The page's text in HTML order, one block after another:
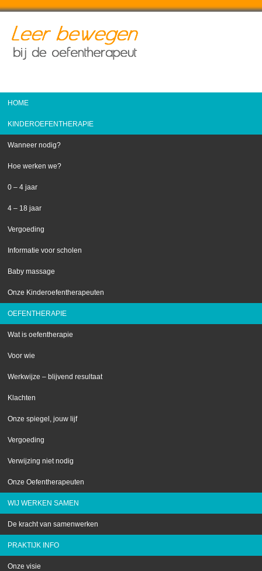
HOME
KINDEROEFENTHERAPIE
Wanneer nodig?
Hoe werken we?
0 – 4 jaar
4 – 18 jaar
Vergoeding
Informatie voor scholen
Baby massage
Onze Kinderoefentherapeuten
OEFENTHERAPIE
Wat is oefentherapie
Voor wie
Werkwijze – blijvend resultaat
Klachten
Onze spiegel, jouw lijf
Vergoeding
Verwijzing niet nodig
Onze Oefentherapeuten
WIJ WERKEN SAMEN
De kracht van samenwerken
PRAKTIJK INFO
Onze visie